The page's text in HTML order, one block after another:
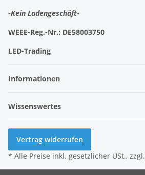
-Kein Ladengeschäft-
WEEE-Reg.-Nr.: DE58003750
LED-Trading
Informationen
Wissenswertes
Vertrag widerrufen
* Alle Preise inkl. gesetzlicher USt., zzgl.